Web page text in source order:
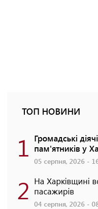
ТОП НОВИНИ
1 Громадські
пам'ятників у
05 серпня, 2026 -
2 На Харківщині
пасажирів
04 серпня, 2026 -